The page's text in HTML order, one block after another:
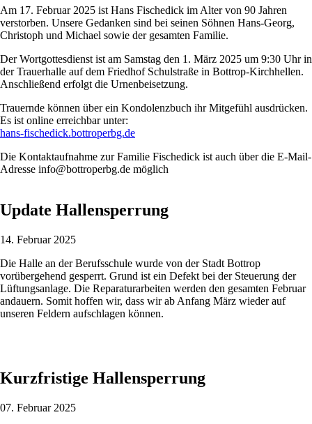
Am 17. Februar 2025 ist Hans Fischedick im Alter von 90 Jahren
verstorben. Unsere Gedanken sind bei seinen Söhnen Hans-Georg,
Christoph und Michael sowie der gesamten Familie.
Der Wortgottesdienst ist am Samstag den 1. März 2025 um 9:30 Uhr in
der Trauerhalle auf dem Friedhof Schulstraße in Bottrop-Kirchhellen.
Anschließend erfolgt die Urnenbeisetzung.
Trauernde können über ein Kondolenzbuch ihr Mitgefühl ausdrücken.
Es ist online erreichbar unter:
hans-fischedick.bottroperbg.de
Die Kontaktaufnahme zur Familie Fischedick ist auch über die E-Mail-
Adresse info@bottroperbg.de möglich
Update Hallensperrung
14. Februar 2025
Die Halle an der Berufsschule wurde von der Stadt Bottrop
vorübergehend gesperrt. Grund ist ein Defekt bei der Steuerung der
Lüftungsanlage. Die Reparaturarbeiten werden den gesamten Februar
andauern. Somit hoffen wir, dass wir ab Anfang März wieder auf
unseren Feldern aufschlagen können.
Kurzfristige Hallensperrung
07. Februar 2025